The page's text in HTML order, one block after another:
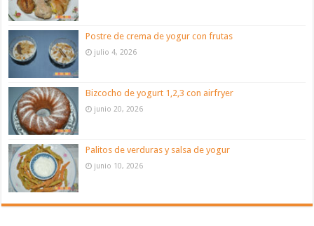
Postre de crema de yogur con frutas
julio 4, 2026
Bizcocho de yogurt 1,2,3 con airfryer
junio 20, 2026
Palitos de verduras y salsa de yogur
junio 10, 2026